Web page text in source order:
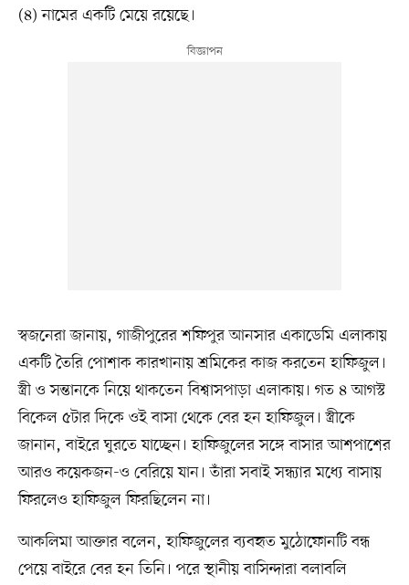
(৪) নামের একটি মেয়ে রয়েছে।
স্বজনেরা জানায়, গাজীপুরের শফিপুর আনসার একাডেমি এলাকায়
একটি তৈরি পোশাক কারখানায় শ্রমিকের কাজ করতেন হাফিজুল।
স্ত্রী ও সন্তানকে নিয়ে থাকতেন বিশ্বাসপাড়া এলাকায়। গত ৪ আগস্ট
বিকেল ৫টার দিকে ওই বাসা থেকে বের হন হাফিজুল। স্ত্রীকে
জানান, বাইরে ঘুরতে যাচ্ছেন। হাফিজুলের সঙ্গে বাসার আশপাশের
আরও কয়েকজন-ও বেরিয়ে যান। তাঁরা সবাই সন্ধ্যার মধ্যে বাসায়
ফিরলেও হাফিজুল ফিরছিলেন না।
আকলিমা আক্তার বলেন, হাফিজুলের ব্যবহৃত মুঠোফোনটি বন্ধ
পেয়ে বাইরে বের হন তিনি। পরে স্থানীয় বাসিন্দারা বলাবলি